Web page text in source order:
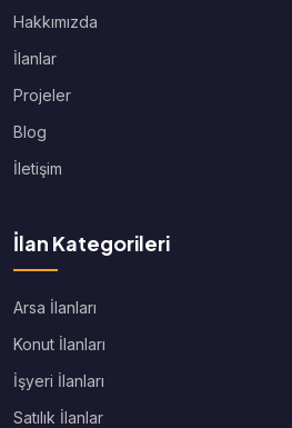
Hakkımızda
İlanlar
Projeler
Blog
İletişim
İlan Kategorileri
Arsa İlanları
Konut İlanları
İşyeri İlanları
Satılık İlanlar